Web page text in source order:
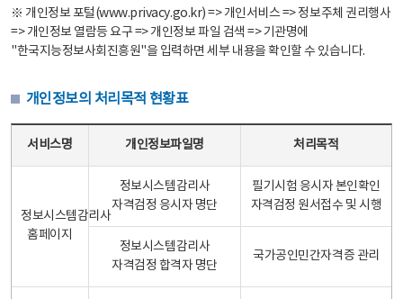
※ 개인정보 포털(www.privacy.go.kr) => 개인서비스 => 정보주체 권리행사
=> 개인정보 열람등 요구 => 개인정보 파일 검색 => 기관명에
"한국지능정보사회진흥원"을 입력하면 세부 내용을 확인할 수 있습니다.
개인정보의 처리목적 현황표
서비스명 개인정보파일명 처리목적
정보시스템감리사
홈페이지
정보시스템감리사
자격검정 응시자 명단
필기시험 응시자 본인확인
자격검정 원서접수 및 시행
정보시스템감리사
자격검정 합격자 명단
국가공인민간자격증 관리